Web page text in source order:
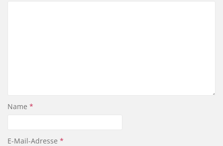
Name *
E-Mail-Adresse *